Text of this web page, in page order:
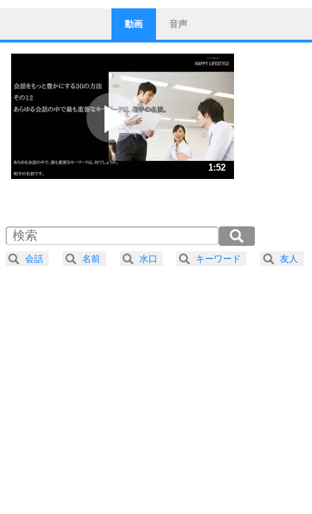
1
ストレス対策
他人と比べない。
いっそのこと、他人を見ない。
いらいらしない人になる30の方法
プラス思考
ポジティブになれない原因は、行動しないから。
ポジティブ思考になる30の方法
ストレス対策
人生、なんとかなるもの。
気楽に生きる30の方法
4 器の大きい人は、怒りを優しさで表現する。
プラス思考
動画 音声
1:52
2.0倍速 （221KB 56秒）
2.5倍速 （177KB 45秒）
3.0倍速 （148KB 37秒）
会話 名前 水口 キーワード 友人